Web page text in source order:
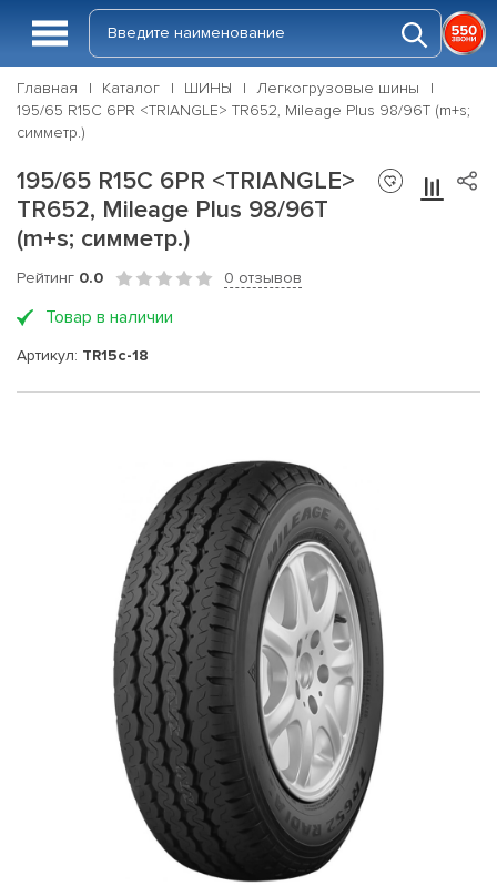
Главная Каталог ШИНЫ
Легкогрузовые шины
195/65 R15C 6PR <TRIANGLE> TR652, Mileage Plus 98/96T (m+s;
симметр.)
195/65 R15C 6PR <TRIANGLE>
TR652, Mileage Plus 98/96T
(m+s; симметр.)
Рейтинг 0.0 0 отзывов
Товар в наличии
Артикул: TR15c-18